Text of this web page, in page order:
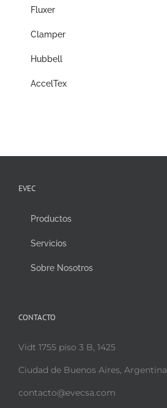
Fluxer
Clamper
Hubbell
AccelTex
EVEC
Productos
Servicios
Sobre Nosotros
CONTACTO
Vidt 1755 piso 3 B, 1425
Ciudad de Buenos Aires, Argentina
contacto@evecsa.com